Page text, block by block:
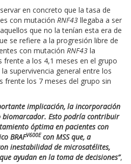
en concreto que la tasa de
con mutación RNF43 llegaba a ser
que no la tenían esta era de
se refiere a la progresión libre de
con mutación RNF43 la
frente a los 4,1 meses en el grupo
supervivencia general entre los
frente los 7 meses del grupo sin
implicación, la incorporación
biomarcador. Esto podría contribuir
óptima en pacientes con
BRAFV600Econ MSS que, a
inestabilidad de microsatélites,
ayudan en la toma de decisiones”,